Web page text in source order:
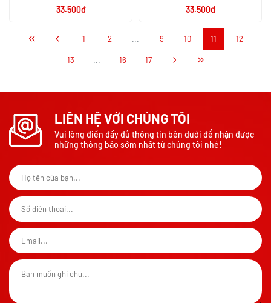
33.500đ 33.500đ
1 2 ... 9 10 11 12
13 ... 16 17
LIÊN HỆ VỚI CHÚNG TÔI
Vui lòng điền đầy đủ thông tin bên dưới để nhận được
những thông báo sớm nhất từ chúng tôi nhé!